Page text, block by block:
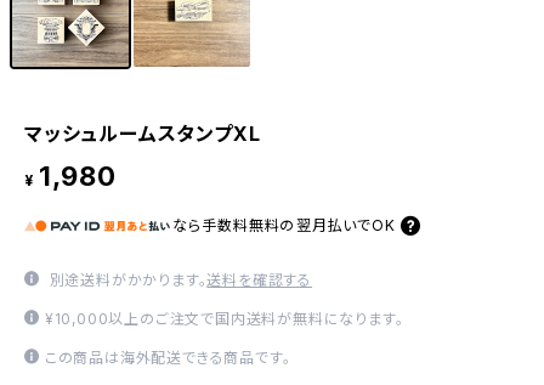
マッシュルームスタンプXL
¥ 1,980
なら 手数料無料の 翌月払いでOK
別途送料がかかります。送料を確認する
¥10,000以上のご注文で国内送料が無料になります。
この商品は海外配送できる商品です。